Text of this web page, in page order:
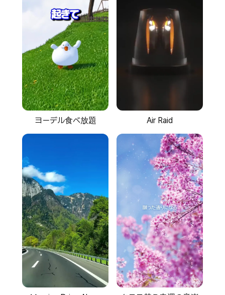
ヨーデル食べ放題 Air Raid